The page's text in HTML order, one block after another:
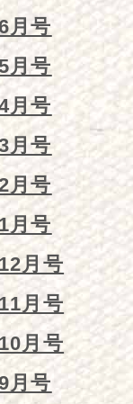
月号
月号
月号
月号
月号
月号
月号
月号
月号
月号